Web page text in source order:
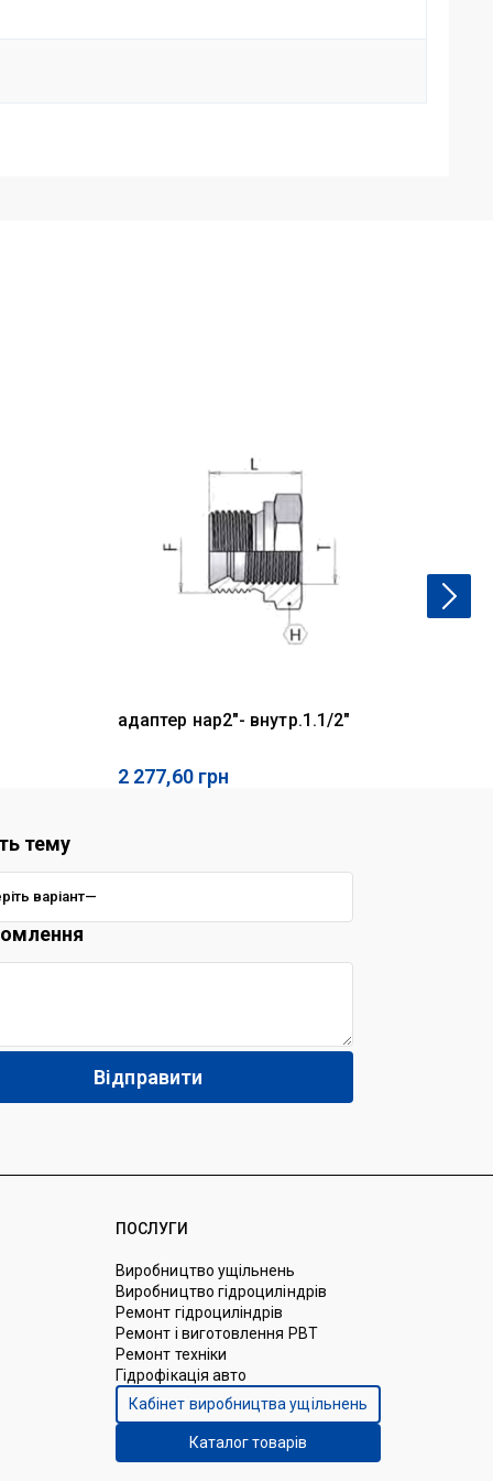
адаптер нар2"- внутр.1.1/2"
2 277,60 грн
тему
ПОСЛУГИ
Виробництво ущільнень
Виробництво гідроциліндрів
Ремонт гідроциліндрів
Ремонт і виготовлення РВТ
Ремонт техніки
Гідрофікація авто
Кабінет виробництва ущільнень
Каталог товарів